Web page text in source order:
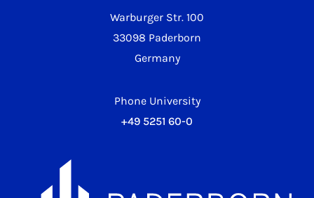
Warburger Str. 100
33098 Paderborn
Germany
Phone University
+49 5251 60-0